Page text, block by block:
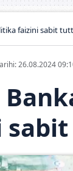
faizini sabit
26.08.2024